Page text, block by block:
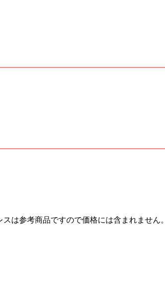
は参考商品ですので価格には含まれません。